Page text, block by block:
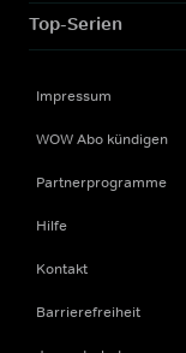
Top-Serien
Impressum
WOW Abo kündigen
Partnerprogramme
Hilfe
Kontakt
Barrierefreiheit